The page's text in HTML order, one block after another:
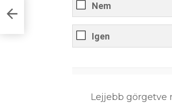
Nem
Igen
Lejjebb görgetve